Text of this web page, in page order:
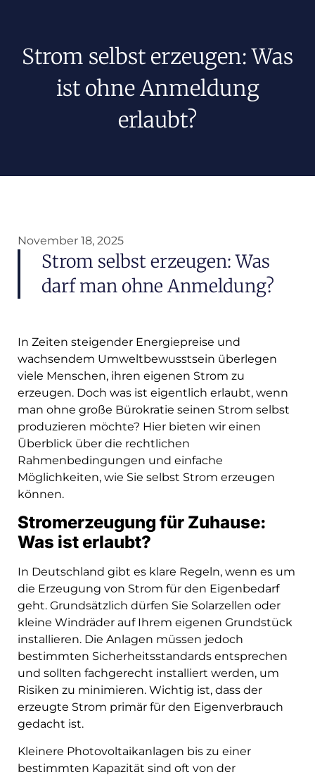
Strom selbst erzeugen: Was
ist ohne Anmeldung
erlaubt?
November 18, 2025
Strom selbst erzeugen: Was
darf man ohne Anmeldung?
In Zeiten steigender Energiepreise und
wachsendem Umweltbewusstsein überlegen
viele Menschen, ihren eigenen Strom zu
erzeugen. Doch was ist eigentlich erlaubt, wenn
man ohne große Bürokratie seinen Strom selbst
produzieren möchte? Hier bieten wir einen
Überblick über die rechtlichen
Rahmenbedingungen und einfache
Möglichkeiten, wie Sie selbst Strom erzeugen
können.
Stromerzeugung für Zuhause:
Was ist erlaubt?
In Deutschland gibt es klare Regeln, wenn es um
die Erzeugung von Strom für den Eigenbedarf
geht. Grundsätzlich dürfen Sie Solarzellen oder
kleine Windräder auf Ihrem eigenen Grundstück
installieren. Die Anlagen müssen jedoch
bestimmten Sicherheitsstandards entsprechen
und sollten fachgerecht installiert werden, um
Risiken zu minimieren. Wichtig ist, dass der
erzeugte Strom primär für den Eigenverbrauch
gedacht ist.
Kleinere Photovoltaikanlagen bis zu einer
bestimmten Kapazität sind oft von der